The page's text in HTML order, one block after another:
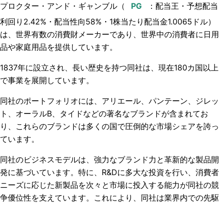
プロクター・アンド・ギャンブル（
：配当王・予想配当
利回り2.42%・配当性向58%・1株当たり配当金1.0065 ドル）
は、世界有数の消費財メーカーであり、世界中の消費者に日用
品や家庭用品を提供しています。
1837年に設立され、長い歴史を持つ同社は、現在180カ国以上
で事業を展開しています。
同社のポートフォリオには、アリエール、パンテーン、ジレッ
ト、オーラルB、タイドなどの著名なブランドが含まれてお
り、これらのブランドは多くの国で圧倒的な市場シェアを誇っ
ています。
同社のビジネスモデルは、強力なブランド力と革新的な製品開
発に基づいています。特に、R&Dに多大な投資を行い、消費者
ニーズに応じた新製品を次々と市場に投入する能力が同社の競
争優位性を支えています。これにより、同社は業界内での先駆